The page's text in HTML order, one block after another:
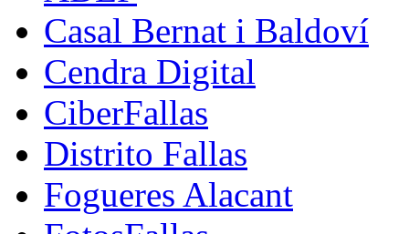
Casal Bernat i Baldoví
Cendra Digital
CiberFallas
Distrito Fallas
Fogueres Alacant